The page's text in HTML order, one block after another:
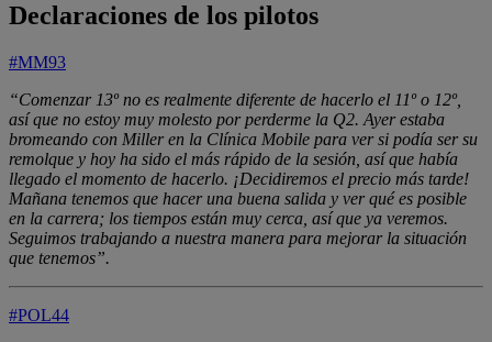
Declaraciones de los pilotos
#MM93
“Comenzar 13º no es realmente diferente de hacerlo el 11º o 12º,
así que no estoy muy molesto por perderme la Q2. Ayer estaba
bromeando con Miller en la Clínica Mobile para ver si podía ser su
remolque y hoy ha sido el más rápido de la sesión, así que había
llegado el momento de hacerlo. ¡Decidiremos el precio más tarde!
Mañana tenemos que hacer una buena salida y ver qué es posible
en la carrera; los tiempos están muy cerca, así que ya veremos.
Seguimos trabajando a nuestra manera para mejorar la situación
que tenemos”.
#POL44